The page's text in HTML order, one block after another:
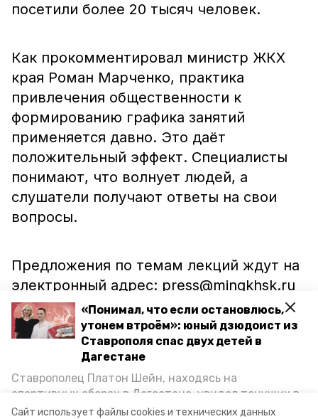
Сайт использует файлы cookies и технических данных
«Понимал, что если остановлюсь,
утонем втроём»: юный дзюдоист из
Ставрополя спас двух детей в
Дагестане
Ставрополец Платон Шейн, находясь на
спортивных сборах в Дегестане, увидел тонущих в
Каспийском море детей и бросился на помощь. По
посетили более 20 тысяч человек.
Как прокомментировал министр ЖКХ
края Роман Марченко, практика
привлечения общественности к
формированию графика занятий
применяется давно. Это даёт
положительный эффект. Специалисты
понимают, что волнует людей, а
слушатели получают ответы на свои
вопросы.
Предложения по темам лекций ждут на
электронный адрес: press@mingkhsk.ru
с пометкой «Темы по ШГП» или по
телефону (86-52) 26-70-96.
Ранее сообщалось, что на лекции в
«Школе грамотного потребителя»
ставропольцамрассказали, как